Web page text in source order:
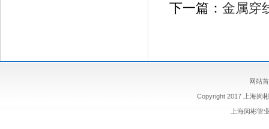
下一篇： 金属穿
网站
Copyright 2017 上海闵
上海闵彬管